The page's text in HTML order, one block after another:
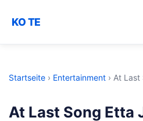
KO TE
Startseite › Entertainment › At Last
At Last Song Etta